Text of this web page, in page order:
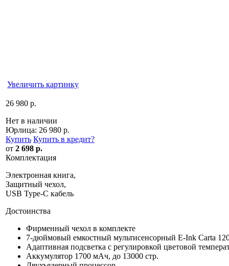
Увеличить картинку
26 980 р.
Нет в наличии
Юрлица: 26 980 р.
Купить Купить в кредит?
от 2 698 р.
Комплектация
Электронная книга,
Защитный чехол,
USB Type-C кабель
Достоинства
Фирменный чехол в комплекте
7-дюймовый емкостный мультисенсорный E-Ink Carta
Адаптивная подсветка c регулировкой цветовой
Аккумулятор 1700 мАч, до 13000 стр.